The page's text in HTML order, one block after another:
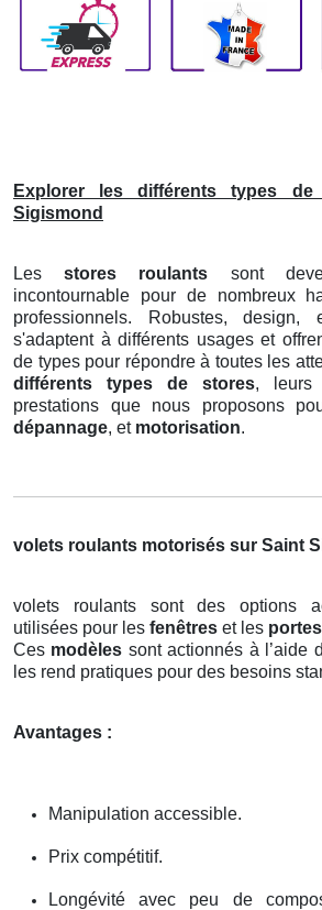
Explorer les différents types
Sigismond
Lesstores roulants sont
incontournable pour de nombreux
professionnels. Robustes, design,
s'adaptent à différents usages et
de types pour répondre à toutes les
différents types de stores, leurs
prestations que nous proposons
dépannage, et motorisation.
volets roulants motorisés sur Saint
volets roulants sont des options
utilisées pour les fenêtres et les portes
Ces modèles sont actionnés à l’aide
les rend pratiques pour des besoins
Avantages :
Manipulation accessible.
Prix compétitif.
Longévité avec peu de